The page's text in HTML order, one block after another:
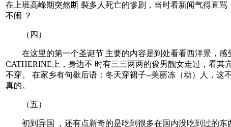
在上班高峰期突然断 裂多人死亡的惨剧，当时看新闻气得直
不闹 ？
（四）
在这里的第一个圣诞节 主要的内容是到处看看西洋景，感
CATHERINE上，身边不 时有三三两两的俊男靓女走过，看
不穿。 在家乡有句歇后语：冬天穿裙子--美丽冻（动）人，
真的。
（五）
初到异国 ，还有点新奇的是吃到很多在国内没吃到过的东